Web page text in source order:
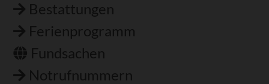
Bestattungen
Ferienprogramm
Fundsachen
Notrufnummern